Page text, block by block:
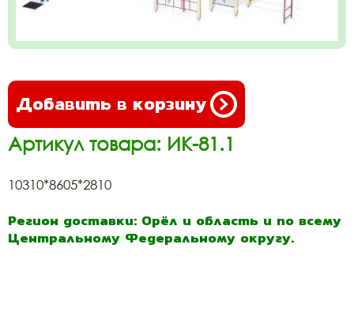
Добавить в корзину
Артикул товара: ИК-81.1
10310*8605*2810
Регион доставки: Орёл и область и по всему
Центральному Федеральному округу.